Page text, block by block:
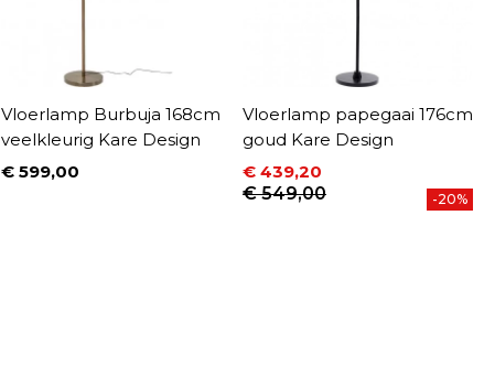
Vloerlamp Burbuja 168cm
veelkleurig Kare Design
Prijs
€ 599,00
Vloerlamp papegaai 176cm
goud Kare Design
Prijs
€ 439,20
Normale prijs
€ 549,00 -20%